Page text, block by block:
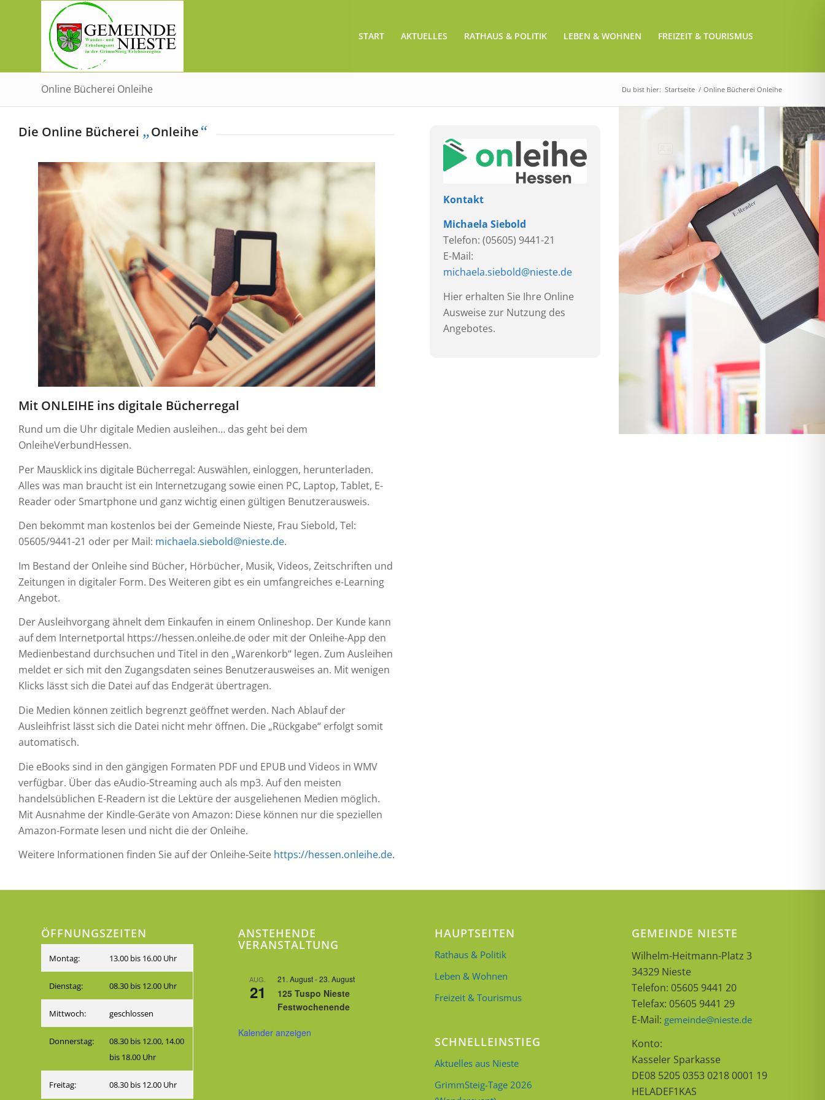
START AKTUELLES RATHAUS & POLITIK LEBEN & WOHNEN FREIZEIT & TOURISMUS
Online Bücherei Onleihe Du bist hier: Startseite / Online Bücherei Onleihe
Die Online Bücherei „Onleihe“
Mit ONLEIHE ins digitale Bücherregal
Rund um die Uhr digitale Medien ausleihen… das geht bei dem
OnleiheVerbundHessen.
Per Mausklick ins digitale Bücherregal: Auswählen, einloggen, herunterladen.
Alles was man braucht ist ein Internetzugang sowie einen PC, Laptop, Tablet, E-
Reader oder Smartphone und ganz wichtig einen gültigen Benutzerausweis.
Den bekommt man kostenlos bei der Gemeinde Nieste, Frau Siebold, Tel:
05605/9441-21 oder per Mail: michaela.siebold@nieste.de.
Im Bestand der Onleihe sind Bücher, Hörbücher, Musik, Videos, Zeitschriften und
Zeitungen in digitaler Form. Des Weiteren gibt es ein umfangreiches e-Learning
Angebot.
Der Ausleihvorgang ähnelt dem Einkaufen in einem Onlineshop. Der Kunde kann
auf dem Internetportal https://hessen.onleihe.de oder mit der Onleihe-App den
Medienbestand durchsuchen und Titel in den „Warenkorb“ legen. Zum Ausleihen
meldet er sich mit den Zugangsdaten seines Benutzerausweises an. Mit wenigen
Klicks lässt sich die Datei auf das Endgerät übertragen.
Die Medien können zeitlich begrenzt geöffnet werden. Nach Ablauf der
Ausleihfrist lässt sich die Datei nicht mehr öffnen. Die „Rückgabe“ erfolgt somit
automatisch.
Die eBooks sind in den gängigen Formaten PDF und EPUB und Videos in WMV
verfügbar. Über das eAudio-Streaming auch als mp3. Auf den meisten
handelsüblichen E-Readern ist die Lektüre der ausgeliehenen Medien möglich.
Mit Ausnahme der Kindle-Geräte von Amazon: Diese können nur die speziellen
Amazon-Formate lesen und nicht die der Onleihe.
Weitere Informationen finden Sie auf der Onleihe-Seite https://hessen.onleihe.de.
Kontakt
Michaela Siebold
Telefon: (05605) 9441-21
E-Mail:
michaela.siebold@nieste.de
Hier erhalten Sie Ihre Online
Ausweise zur Nutzung des
Angebotes.
ÖFFNUNGSZEITEN
Montag: 13.00 bis 16.00 Uhr
Dienstag: 08.30 bis 12.00 Uhr
Mittwoch: geschlossen
Donnerstag:
08.30 bis 12.00, 14.00
bis 18.00 Uhr
Freitag: 08.30 bis 12.00 Uhr
ANSTEHENDE
VERANSTALTUNG
AUG.
21
21. August-23. August
125 Tuspo Nieste
Festwochenende
Kalender anzeigen
HAUPTSEITEN
Rathaus & Politik
Leben & Wohnen
Freizeit & Tourismus
SCHNELLEINSTIEG
Aktuelles aus Nieste
GrimmSteig-Tage 2026
GEMEINDE NIESTE
Wilhelm-Heitmann-Platz 3
34329 Nieste
Telefon: 05605 9441 20
Telefax: 05605 9441 29
E-Mail: gemeinde@nieste.de
Konto:
Kasseler Sparkasse
DE08 5205 0353 0218 0001 19
HELADEF1KAS